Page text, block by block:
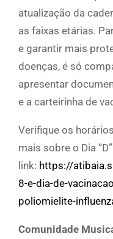
atualização da
as faixas etárias.
e garantir mais
doenças, é só
apresentar
e a carteirinha de
Verifique os
mais sobre o Dia
link: https://
8-e-dia-de-
poliomielite-
Comunidade